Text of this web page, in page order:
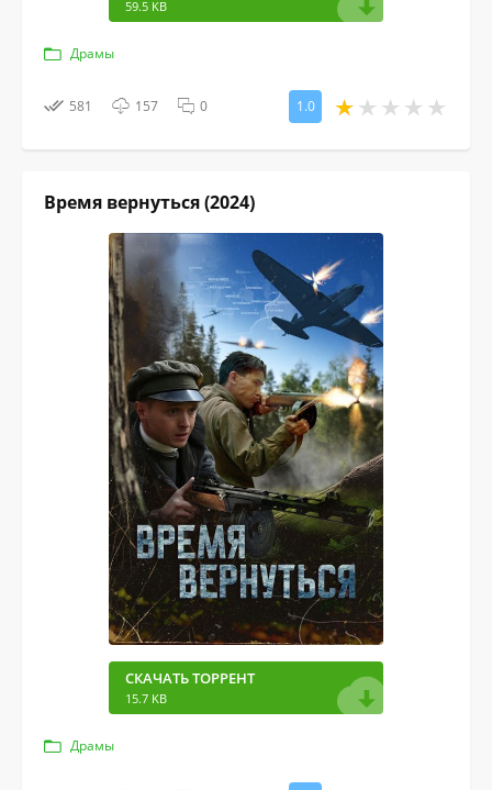
59.5 KB
Драмы
581 157 0 1.0
Время вернуться (2024)
СКАЧАТЬ ТОРРЕНТ
15.7 KB
Драмы